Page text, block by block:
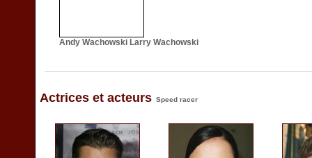
Andy Wachowski Larry Wachowski
Actrices et acteurs Speed racer